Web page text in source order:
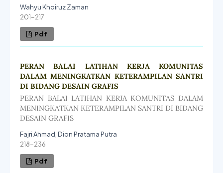
Wahyu Khoiruz Zaman
201-217
Pdf
PERAN BALAI LATIHAN KERJA KOMUNITAS
DALAM MENINGKATKAN KETERAMPILAN SANTRI
DI BIDANG DESAIN GRAFIS
PERAN BALAI LATIHAN KERJA KOMUNITAS DALAM
MENINGKATKAN KETERAMPILAN SANTRI DI BIDANG
DESAIN GRAFIS
Fajri Ahmad, Dion Pratama Putra
218-236
Pdf